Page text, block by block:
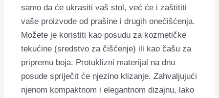
samo da će ukrasiti vaš stol, već će i zaštititi
vaše proizvode od prašine i drugih onečišćenja.
Možete je koristiti kao posudu za kozmetičke
tekućine (sredstvo za čišćenje) ili kao čašu za
pripremu boja. Protuklizni materijal na dnu
posude spriječit će njezino klizanje. Zahvaljujući
njenom kompaktnom i elegantnom dizajnu, lako